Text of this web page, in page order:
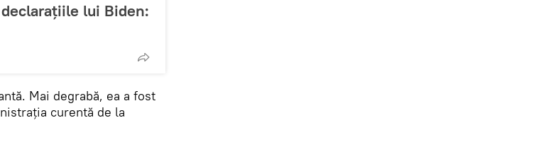
lui Biden:
Mai degrabă, ea a fost
curentă de la